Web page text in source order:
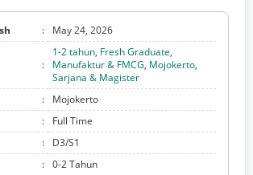
: May 24, 2026
:
1-2 tahun, Fresh Graduate,
Manufaktur & FMCG, Mojokerto,
Sarjana & Magister
:
Mojokerto
:
Full Time
:
D3/S1
: 0-2 Tahun